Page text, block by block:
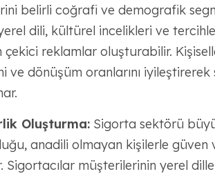
belirli coğrafi ve demografik
dili, kültürel incelikleri ve
reklamlar oluşturabilir.
ve dönüşüm oranlarını
Oluşturma:Sigorta sektörü
anadili olmayan kişilerle
Sigortacılar müşterilerinin yerel